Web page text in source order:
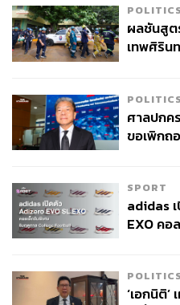
และชื่อทั้ง 2 ชื่อนี้ก็ยัดเยียดค
แลมให้ซเวเรฟอีกคนละครั้งใน
ออสเตรเลียน โอเพน 2025
อันที่จริงแล้ว ความพ่ายแพ้ที่โร
อัลการาซ ทางซเวเรฟออกม
เลวร้ายที่สุดด้วย
อย่างไรก็ตาม หลังจากความเ
ขึ้นและเดินหน้าต่อไป จนมาเ
โอเพน ครั้งนี้ และเขาก็ไม่ยอ
ถึงแชมป์แกรนด์สแลม แต่สำห
คอยมาทั้งชีวิต สายตาตอนที่เ
POLITICS
ผลชันสูต
เทพศิริน
POLITICS
ศาลปกค
ขอเพิกถ
SPORT
adidas
EXO คอ
POLITICS
‘เอกนิติ